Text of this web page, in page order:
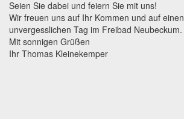
Seien Sie dabei und feiern Sie mit uns!
Wir freuen uns auf Ihr Kommen und auf einen
unvergesslichen Tag im Freibad Neubeckum.
Mit sonnigen Grüßen
Ihr Thomas Kleinekemper